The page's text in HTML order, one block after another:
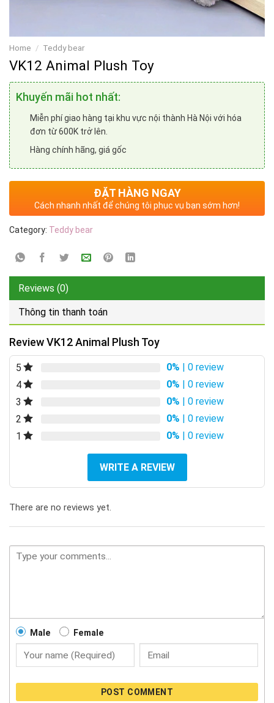
Home / Teddy bear
VK12 Animal Plush Toy
Khuyến mãi hot nhất:
Miễn phí giao hàng tại khu vực nội thành Hà Nội với hóa
đơn từ 600K trở lên.
Hàng chính hãng, giá gốc
ĐẶT HÀNG NGAY
Cách nhanh nhất để chúng tôi phục vụ bạn sớm hơn!
Category: Teddy bear
Reviews (0)
Thông tin thanh toán
Review VK12 Animal Plush Toy
5 0% | 0 review
4
0% | 0 review
3
0% | 0 review
2
0% | 0 review
1
0% | 0 review
WRITE A REVIEW
There are no reviews yet.
Male Female
POST COMMENT